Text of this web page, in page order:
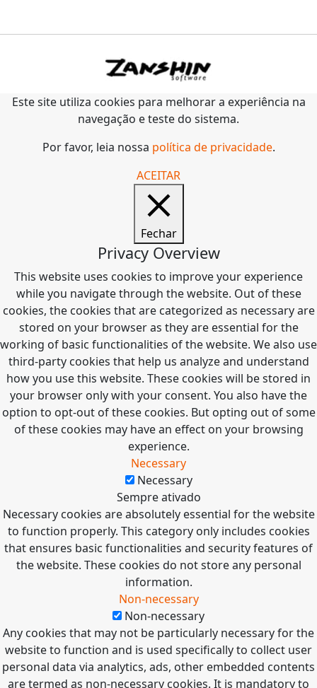
Este site utiliza cookies para melhorar a experiência na
navegação e teste do sistema.
Por favor, leia nossa política de privacidade.
ACEITAR
Fechar
Privacy Overview
This website uses cookies to improve your experience
while you navigate through the website. Out of these
cookies, the cookies that are categorized as necessary are
stored on your browser as they are essential for the
working of basic functionalities of the website. We also use
third-party cookies that help us analyze and understand
how you use this website. These cookies will be stored in
your browser only with your consent. You also have the
option to opt-out of these cookies. But opting out of some
of these cookies may have an effect on your browsing
experience.
Necessary
Necessary
Sempre ativado
Necessary cookies are absolutely essential for the website
to function properly. This category only includes cookies
that ensures basic functionalities and security features of
the website. These cookies do not store any personal
information.
Non-necessary
Non-necessary
Any cookies that may not be particularly necessary for the
website to function and is used specifically to collect user
personal data via analytics, ads, other embedded contents
are termed as non-necessary cookies. It is mandatory to